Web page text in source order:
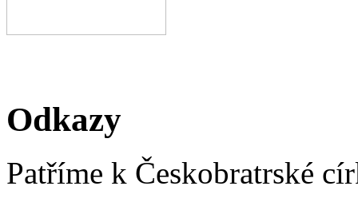
Odkazy
Patříme k Českobratrské